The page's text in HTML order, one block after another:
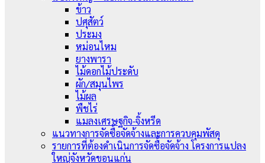
ข้าว
ปศุสัตว์
ประมง
หม่อนไหม
ยางพารา
ไม้ดอกไม้ประดับ
ผัก/สมุนไพร
ไม้ผล
พืชไร่
แมลงเศรษฐกิจ-จิ้งหรีด
แนวทางการจัดซื้อจัดจ้างและการควบคุมพัสดุ
รายการที่ต้องดำเนินการจัดซื้อจัดจ้าง โครงการแปลง
ใหญ่จังหวัดขอนแก่น